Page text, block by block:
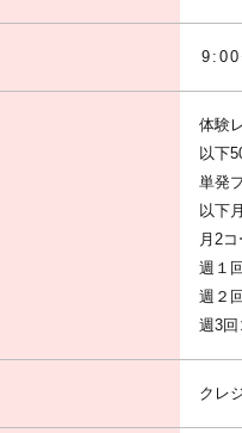
体験
以下
単発
以下
月2
週１
週２
週3回
クレ